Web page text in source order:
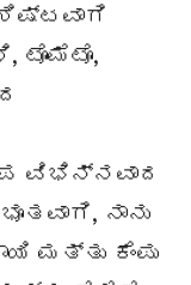
ಟೊಮೆಟೊ,
ವಿಭಿನ್ನವಾದ
ನಾನು
ಮತ್ತು ಕೆಂಪು